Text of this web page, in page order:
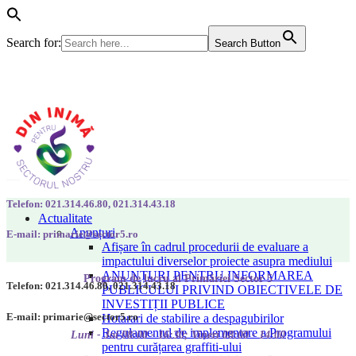
Search for: Search Button
Actualitate
Anunțuri
Afișare în cadrul procedurii de evaluare a
impactului diverselor proiecte asupra mediului
ANUNȚURI PENTRU INFORMAREA
PUBLICULUI PRIVIND OBIECTIVELE DE
INVESTIȚII PUBLICE
Hotarari de stabilire a despagubirilor
Regulamentul de implementare a Programului
pentru curățarea graffiti-ului
Telefon: 021.314.46.80, 021.314.43.18
E-mail: primarie@sector5.ro
Program de lucru al Primăriei Sector 5
Luni - Joi 08:00 - 16:30; Vineri 08:00 - 14:00
Telefon: 021.314.46.80, 021.314.43.18
E-mail: primarie@sector5.ro